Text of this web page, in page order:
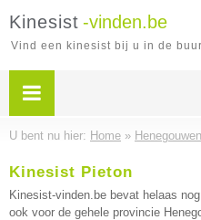
Kinesist -vinden.be
Vind een kinesist bij u in de
U bent nu hier: Home » Henegouwen
Kinesist Pieton
Kinesist-vinden.be bevat helaas
ook voor de gehele provincie